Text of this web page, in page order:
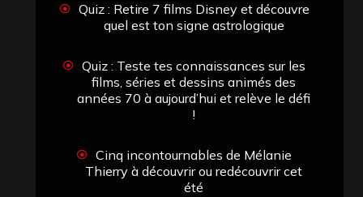
Quiz : Retire 7 films Disney et découvre
quel est ton signe astrologique
Quiz : Teste tes connaissances sur les
films, séries et dessins animés des
années 70 à aujourd’hui et relève le défi
!
Cinq incontournables de Mélanie
Thierry à découvrir ou redécouvrir cet
été